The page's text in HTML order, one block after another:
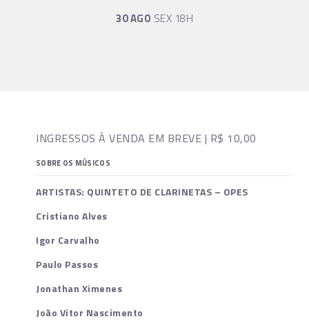
30 AGO SEX 18H
INGRESSOS À VENDA EM BREVE | R$ 10,00
SOBRE OS MÚSICOS
ARTISTAS: QUINTETO DE CLARINETAS – OPES
Cristiano Alves
Igor Carvalho
Paulo Passos
Jonathan Ximenes
João Vitor Nascimento